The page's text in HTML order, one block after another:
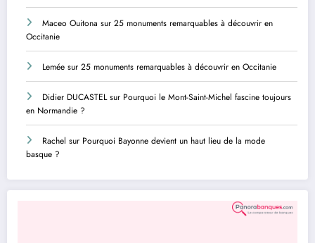
Maceo Ouitona sur 25 monuments remarquables à découvrir en
Occitanie
Lemée sur 25 monuments remarquables à découvrir en Occitanie
Didier DUCASTELsur Pourquoi le Mont-Saint-Michel fascine toujours
en Normandie ?
Rachel sur Pourquoi Bayonne devient un haut lieu de la mode
basque ?